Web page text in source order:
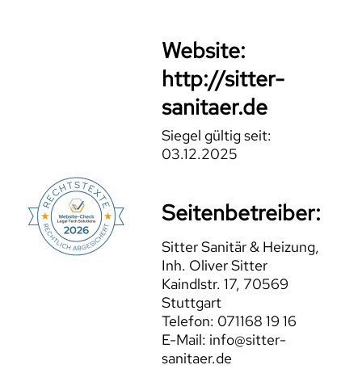
Website:
http://sitter-
sanitaer.de
Siegel gültig seit:
03.12.2025
Seitenbetreiber:
Sitter Sanitär & Heizung,
Inh. Oliver Sitter
Kaindlstr. 17, 70569
Stuttgart
Telefon: 071168 19 16
E-Mail: info@sitter-
sanitaer.de